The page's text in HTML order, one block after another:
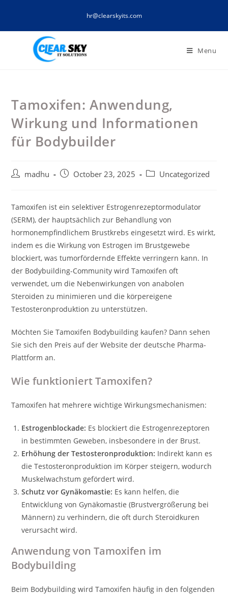
content
hr@clearskyits.com
Menu
Tamoxifen: Anwendung,
Wirkung und Informationen
für Bodybuilder
Postmadhu
PostOctober 23, 2025
PostUncategorized
Tamoxifen ist ein selektiver Estrogenrezeptormodulator
(SERM), der hauptsächlich zur Behandlung von
hormonempfindlichem Brustkrebs eingesetzt wird. Es wirkt,
indem es die Wirkung von Estrogen im Brustgewebe
blockiert, was tumorfördernde Effekte verringern kann. In
der Bodybuilding-Community wird Tamoxifen oft
verwendet, um die Nebenwirkungen von anabolen
Steroiden zu minimieren und die körpereigene
Testosteronproduktion zu unterstützen.
Möchten Sie Tamoxifen Bodybuilding kaufen? Dann sehen
Sie sich den Preis auf der Website der deutsche Pharma-
Plattform an.
Wie funktioniert Tamoxifen?
Tamoxifen hat mehrere wichtige Wirkungsmechanismen:
Estrogenblockade: Es blockiert die Estrogenrezeptoren
in bestimmten Geweben, insbesondere in der Brust.
Erhöhung der Testosteronproduktion: Indirekt kann es
die Testosteronproduktion im Körper steigern, wodurch
Muskelwachstum gefördert wird.
Schutz vor Gynäkomastie: Es kann helfen, die
Entwicklung von Gynäkomastie (Brustvergrößerung bei
Männern) zu verhindern, die oft durch Steroidkuren
verursacht wird.
Anwendung von Tamoxifen im
Bodybuilding
Beim Bodybuilding wird Tamoxifen häufig in den folgenden